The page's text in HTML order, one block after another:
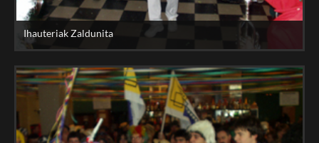
Ihauteriak Zaldunita